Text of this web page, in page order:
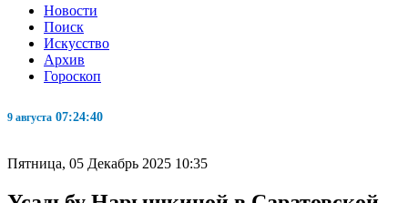
Новости
Поиск
Искусство
Архив
Гороскоп
9 августа 07:24:41
Пятница, 05 Декабрь 2025 10:35